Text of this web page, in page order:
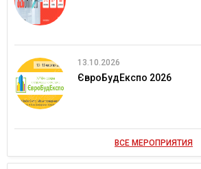
13.10.2026
ЄвроБудЕкспо 2026
ВСЕ МЕРОПРИЯТИЯ